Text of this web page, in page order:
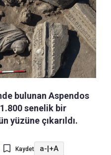
bulunan Aspendos
senelik bir
yüzüne çıkarıldı.
Kaydet a-|+A